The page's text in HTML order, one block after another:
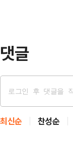
댓글
최신순 찬성순